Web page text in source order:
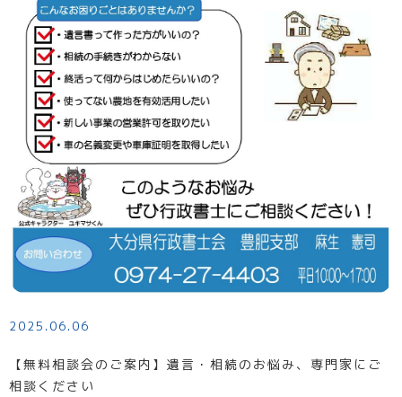
2025.06.06
【無料相談会のご案内】遺言・相続のお悩み、専門家にご
相談ください